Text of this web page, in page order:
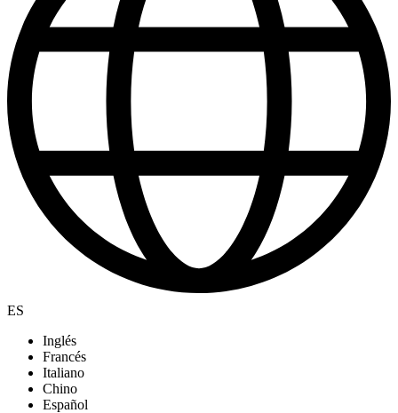
ES
Inglés
Francés
Italiano
Chino
Español